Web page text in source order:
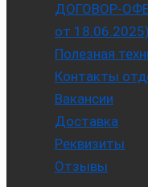
ДОГОВОР-
от 18.06.2025)
Полезная
Контакты
Вакансии
Доставка
Реквизиты
Отзывы